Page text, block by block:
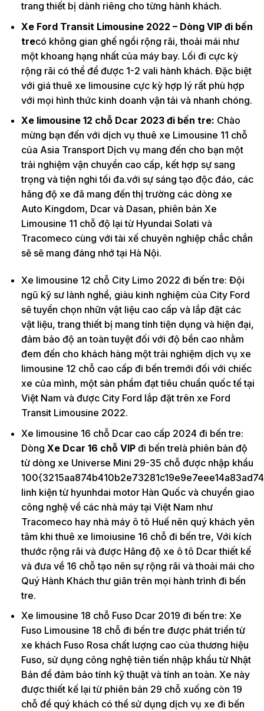
trang thiết bị dành riêng cho từng hành khách.
Xe Ford Transit Limousine 2022 – Dòng VIP đi bến
trecó không gian ghế ngồi rộng rãi, thoải mái như
một khoang hạng nhất của máy bay. Lối đi cực kỳ
rộng rãi có thể để được 1-2 vali hành khách. Đặc biệt
với giá thuê xe limousine cực kỳ hợp lý rất phù hợp
với mọi hình thức kinh doanh vận tải và nhanh chóng.
Xe limousine 12 chỗ Dcar 2023 đi bến tre: Chào
mừng bạn đến với dịch vụ thuê xe Limousine 11 chỗ
của Asia Transport Dịch vụ mang đến cho bạn một
trải nghiệm vận chuyển cao cấp, kết hợp sự sang
trọng và tiện nghi tối đa.với sự sáng tạo độc đáo, các
hãng độ xe đã mang đến thị trường các dòng xe
Auto Kingdom, Dcar và Dasan, phiên bản Xe
Limousine 11 chỗ độ lại từ Hyundai Solati và
Tracomeco cùng với tài xế chuyên nghiệp chắc chắn
sẽ sẽ mang đáng nhớ tại Hà Nội.
Xe limousine 12 chỗ City Limo 2022 đi bến tre: Đội
ngũ kỹ sư lành nghề, giàu kinh nghiệm của City Ford
sẽ tuyển chọn nhữn vật liệu cao cấp và lắp đặt các
vật liệu, trang thiết bị mang tính tiện dụng và hiện đại,
đảm bảo độ an toàn tuyệt đối với độ bền cao nhằm
đem đến cho khách hàng một trải nghiệm dịch vụ xe
limousine 12 chỗ cao cấp đi bến tremới đối với chiếc
xe của mình, một sản phẩm đạt tiêu chuẩn quốc tế tại
Việt Nam và được City Ford lắp đặt trên xe Ford
Transit Limousine 2022.
Xe limousine 16 chỗ Dcar cao cấp 2024 đi bến tre:
Dòng Xe Dcar 16 chỗ VIPđi bến trelà phiên bản độ
từ dòng xe Universe Mini 29-35 chỗ được nhập khẩu
linh kiện từ hyunhdai motor Hàn Quốc và chuyển giao
công nghệ về các nhà máy tại Việt Nam như
Tracomeco hay nhà máy ô tô Huế nên quý khách yên
tâm khi thuê xe limoiusine 16 chỗ đi bến tre, Với kích
thước rộng rãi và được Hãng độ xe ô tô Dcar thiết kế
và đưa về 16 chỗ tạo nên sự rộng rãi và thoải mái cho
Quý Hành Khách thư giãn trên mọi hành trình đi bến
tre.
Xe limousine 18 chỗ Fuso Dcar 2019 đi bến tre: Xe
Fuso Limousine 18 chỗ đi bến tre được phát triển từ
xe khách Fuso Rosa chất lượng cao của thương hiệu
Fuso, sử dụng công nghệ tiên tiến nhập khẩu từ Nhật
Bản để đảm bảo tính kỹ thuật và tính an toàn. Xe này
được thiết kế lại từ phiên bản 29 chỗ xuống còn 19
chỗ để quý khách có thể sử dụng dịch vụ xe đi bến